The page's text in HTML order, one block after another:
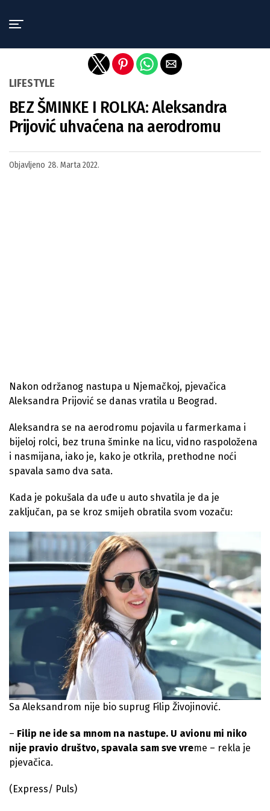
LIFESTYLE
BEZ ŠMINKE I ROLKA: Aleksandra
Prijović uhvaćena na aerodromu
Objavljeno 28. Marta 2022.
Nakon održanog nastupa u Njemačkoj, pjevačica
Aleksandra Prijović se danas vratila u Beograd.
Aleksandra se na aerodromu pojavila u farmerkama i
bijeloj rolci, bez truna šminke na licu, vidno raspoložena
i nasmijana, iako je, kako je otkrila, prethodne noći
spavala samo dva sata.
Kada je pokušala da uđe u auto shvatila je da je
zaključan, pa se kroz smijeh obratila svom vozaču:
Sa Aleksandrom nije bio suprug Filip Živojinović.
– Filip ne ide sa mnom na nastupe. U avionu mi niko
nije pravio društvo, spavala sam sve vreme – rekla je
pjevačica.
(Express/ Puls)